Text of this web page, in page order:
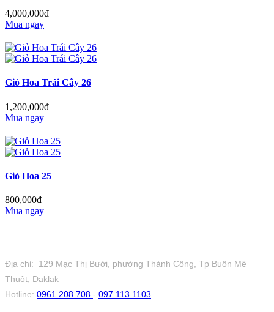
4,000,000đ
Mua ngay
Giỏ Hoa Trái Cây 26
1,200,000đ
Mua ngay
Giỏ Hoa 25
800,000đ
Mua ngay
Địa chỉ: 129 Mạc Thị Bưởi, phường Thành Công, Tp Buôn Mê
Thuột, Daklak
Hotline: 0961 208 708 - 097 113 1103